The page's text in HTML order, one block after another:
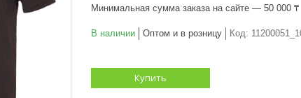
Минимальная сумма заказа на сайте — 50 000 ₸
В наличии Оптом и в розницу Код:
Купить